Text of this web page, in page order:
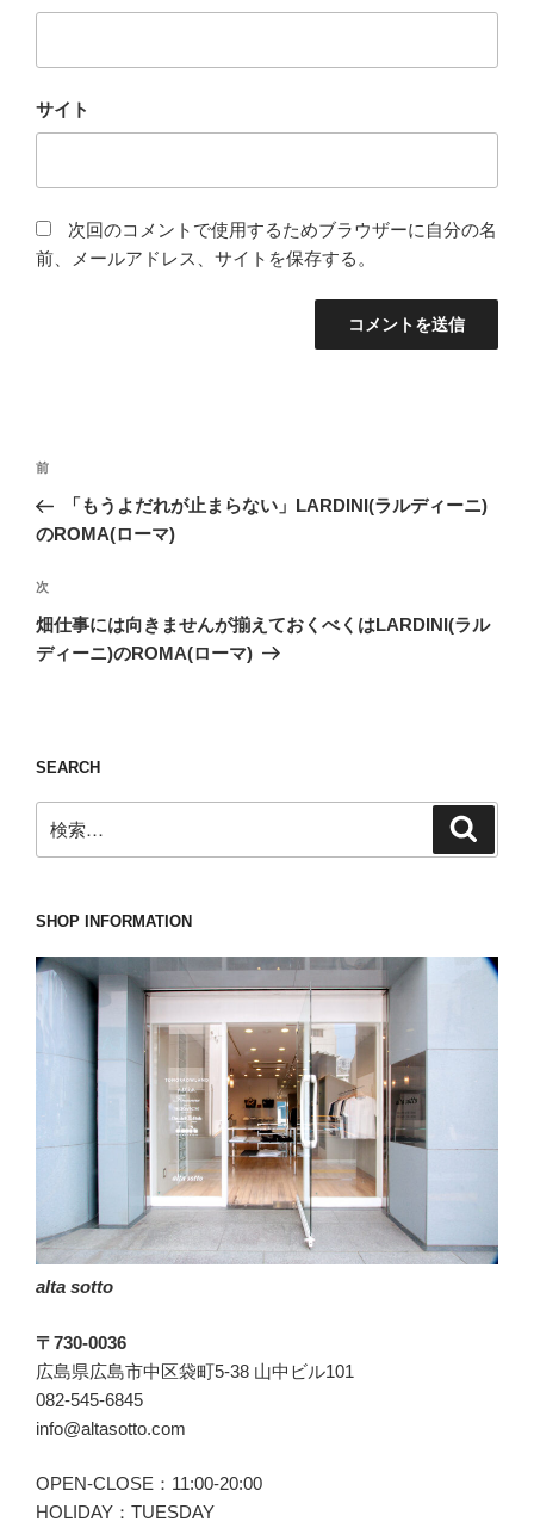
サイト
次回のコメントで使用するためブラウザーに自分の名
前、メールアドレス、サイトを保存する。
投
ナ
ゲ
ー
シ
前
の
投
前
「もうよだれが止まらない」LARDINI(ラルディーニ)
のROMA(ローマ)
次
の
投
次
畑仕事には向きませんが揃えておくべくはLARDINI(ラル
ディーニ)のROMA(ローマ)
SEARCH
索:
SHOP INFORMATION
alta sotto
〒730-0036
広島県広島市中区袋町5-38 山中ビル101
082-545-6845
info@altasotto.com
OPEN-CLOSE：11:00-20:00
HOLIDAY：TUESDAY